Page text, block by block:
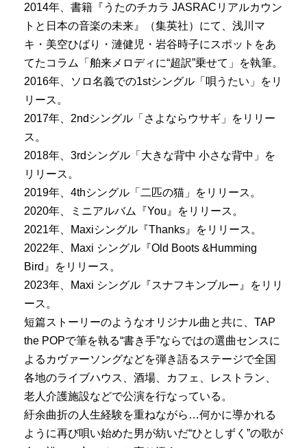
2014年、書籍『うたのチカラ JASRACリアルカウン
トと日本の音楽の未来』（集英社）にて、浅川マ
キ・美空ひばり・漣健児・岩谷時子にスポットをあ
てたコラム「舶来メロディに“超訳”乗せて」を執筆。
2016年、ソロ名義での1stシングル「唄うたい」をリ
リース。
2017年、2ndシングル「さよならウサギ」をリリー
ス。
2018年、3rdシングル「大きな背中 小さな背中」を
リリース。
2019年、4thシングル「二匹の猫」をリリース。
2020年、ミニアルバム『You』をリリース。
2021年、Maxiシングル『Thanks』をリリース。
2022年、Maxi シングル『Old Boots &Humming
Bird』をリリース。
2023年、Maxi シングル『スナフキンブルー』をリリ
ース。
短篇ストーリーのようなオリジナル曲と共に、TAP
the POPで筆を執る“書き手”ならではの選曲センスに
よるカヴァーソングなどを弾き語るステージで全国
各地のライブハウス、酒場、カフェ、レストラン、
老人介護施設などで公演を行なっている。
紆余曲折の人生経験を重ねながら…何かに導かれる
ように再び唄い始めた男が紡いだ“ひとしずく”の歌が